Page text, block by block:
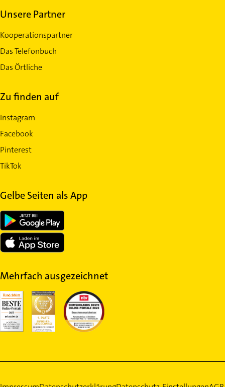
Unsere Partner
Kooperationspartner
Das Telefonbuch
Das Örtliche
Zu finden auf
Instagram
Facebook
Pinterest
TikTok
Gelbe Seiten als App
Mehrfach ausgezeichnet